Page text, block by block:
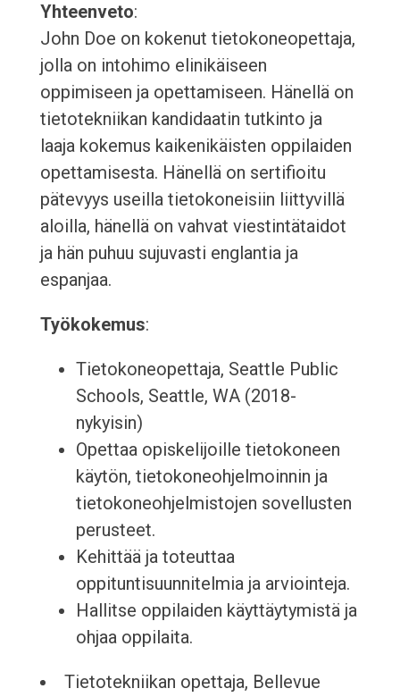
Yhteenveto:
John Doe on kokenut tietokoneopettaja,
jolla on intohimo elinikäiseen
oppimiseen ja opettamiseen. Hänellä on
tietotekniikan kandidaatin tutkinto ja
laaja kokemus kaikenikäisten oppilaiden
opettamisesta. Hänellä on sertifioitu
pätevyys useilla tietokoneisiin liittyvillä
aloilla, hänellä on vahvat viestintätaidot
ja hän puhuu sujuvasti englantia ja
espanjaa.
Työkokemus:
Tietokoneopettaja, Seattle Public
Schools, Seattle, WA (2018-
nykyisin)
Opettaa opiskelijoille tietokoneen
käytön, tietokoneohjelmoinnin ja
tietokoneohjelmistojen sovellusten
perusteet.
Kehittää ja toteuttaa
oppituntisuunnitelmia ja arviointeja.
Hallitse oppilaiden käyttäytymistä ja
ohjaa oppilaita.
Tietotekniikan opettaja, Bellevue